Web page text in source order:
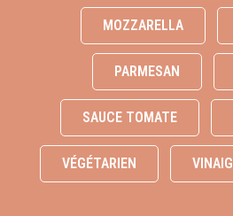
MOZZARELLA
PARMESAN
SAUCE TOMATE
VÉGÉTARIEN